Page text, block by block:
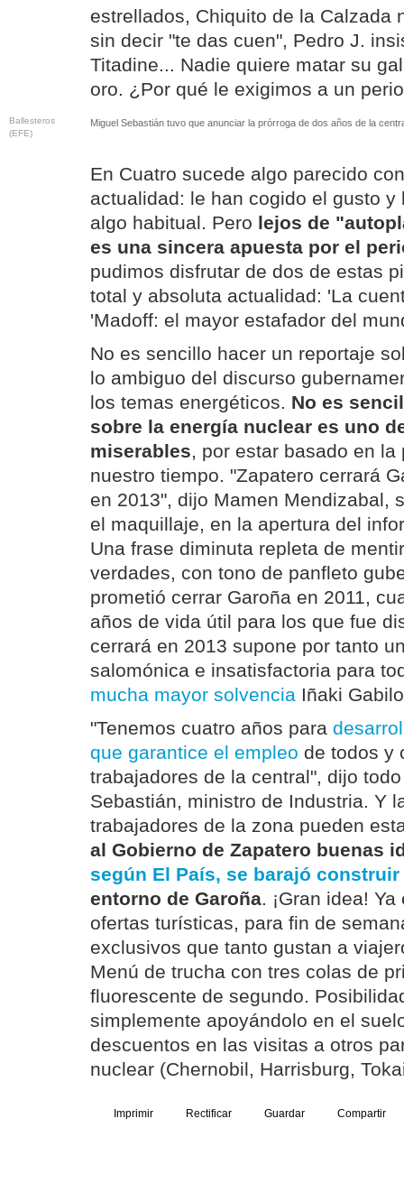
estrellados, Chiquito de la Calzada
sin decir "te das cuen", Pedro J.
Titadine... Nadie quiere matar su
oro. ¿Por qué le exigimos a un
Ballesteros
(EFE)
Miguel Sebastián tuvo que anunciar la prórroga de dos años de la
En Cuatro sucede algo parecido
actualidad: le han cogido el gusto y
algo habitual. Pero lejos de
es una sincera apuesta por el
pudimos disfrutar de dos de estas
total y absoluta actualidad: 'La
'Madoff: el mayor estafador del
No es sencillo hacer un reportaje
lo ambiguo del discurso
los temas energéticos. No es
sobre la energía nuclear es uno
miserables, por estar basado en la
nuestro tiempo. "Zapatero cerrará
en 2013", dijo Mamen Mendizabal,
el maquillaje, en la apertura del
Una frase diminuta repleta de
verdades, con tono de panfleto
prometió cerrar Garoña en 2011,
años de vida útil para los que fue
cerrará en 2013 supone por tanto
salomónica e insatisfactoria para
mucha mayor solvencia Iñaki
"Tenemos cuatro años para
que garantice el empleo de todos y
trabajadores de la central", dijo
Sebastián, ministro de Industria. Y
trabajadores de la zona pueden
al Gobierno de Zapatero buenas
según El País, se barajó
entorno de Garoña. ¡Gran idea!
ofertas turísticas, para fin de
exclusivos que tanto gustan a
Menú de trucha con tres colas de
fluorescente de segundo.
simplemente apoyándolo en el
descuentos en las visitas a otros
nuclear (Chernobil, Harrisburg,
Imprimir Rectificar Guardar Compartir